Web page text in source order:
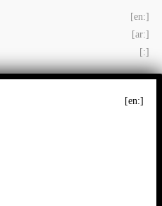
[:en]
[:ar]
[:]
[:en]